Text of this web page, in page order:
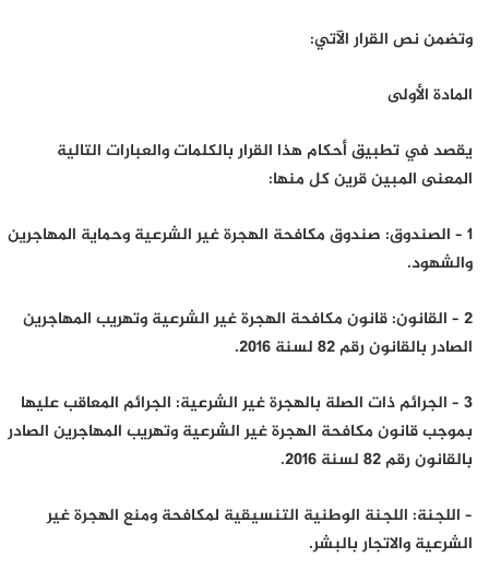
وتضمن نص القرار الآتي:
المادة الأولى
يقصد في تطبيق أحكام هذا القرار بالكلمات والعبارات التالية
المعنى المبين قرين كل منها:
1 – الصندوق: صندوق مكافحة الهجرة غير الشرعية وحماية المهاجرين
والشهود.
2 – القانون: قانون مكافحة الهجرة غير الشرعية وتهريب المهاجرين
الصادر بالقانون رقم 82 لسنة 2016.
3 – الجرائم ذات الصلة بالهجرة غير الشرعية: الجرائم المعاقب عليها
بموجب قانون مكافحة الهجرة غير الشرعية وتهريب المهاجرين الصادر
بالقانون رقم 82 لسنة 2016.
– اللجنة: اللجنة الوطنية التنسيقية لمكافحة ومنع الهجرة غير
الشرعية والاتجار بالبشر.